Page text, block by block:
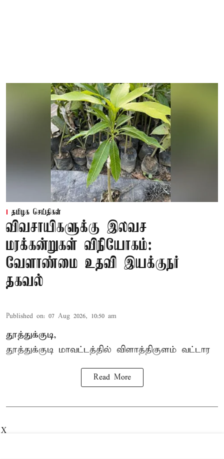
தமிழக செய்திகள்
விவசாயிகளுக்கு இலவச
மரக்கன்றுகள் விநியோகம்:
வேளாண்மை உதவி இயக்குநர்
தகவல்
Published on: 07 Aug 2026, 10:50 am
தூத்துக்குடி,
தூத்துக்குடி மாவட்டத்தில் விளாத்திகுளம் வட்டார
Read More
X